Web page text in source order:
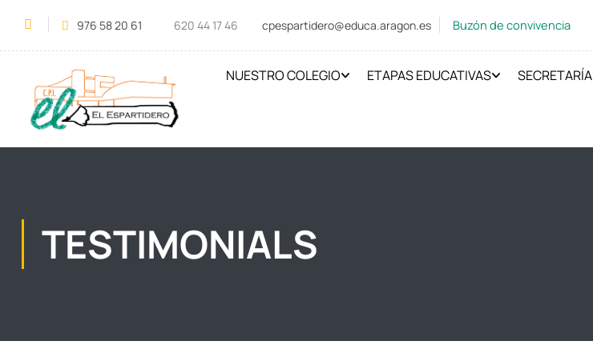
976 58 20 61 620 44 17 46 cpespartidero@educa.aragon.es Buzón de convivencia
NUESTRO COLEGIO ETAPAS EDUCATIVAS SECRETARÍA
TESTIMONIALS